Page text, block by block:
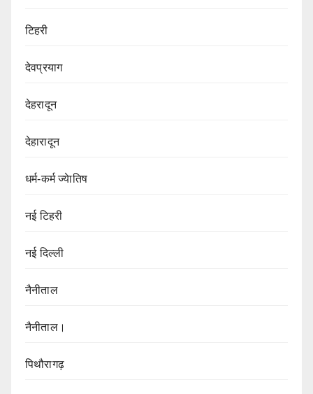
टिहरी
देवप्रयाग
देहरादून
देहारादून
धर्म-कर्म ज्येातिष
नई टिहरी
नई दिल्ली
नैनीताल
नैनीताल।
पिथौरागढ़